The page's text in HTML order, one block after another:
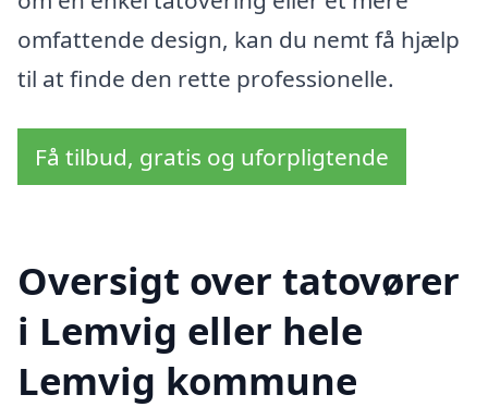
omfattende design, kan du nemt få hjælp
til at finde den rette professionelle.
Få tilbud, gratis og uforpligtende
Oversigt over tatovører
i Lemvig eller hele
Lemvig kommune